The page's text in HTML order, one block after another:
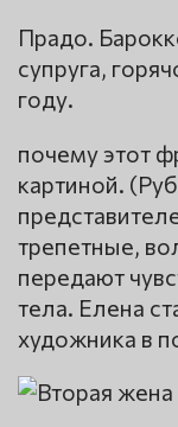
Прадо.
супруга,
году.
почему этот
картиной.
трепетные,
передают
тела. Елена
художника в